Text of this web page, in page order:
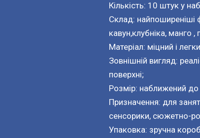
Кількість: 10 штук у
Склад: найпоширеніші
кавун,клубніка, манго ,
Матеріал: міцний і
Зовнішній вигляд:
поверхні;
Розмір: наближений
Призначення: для
сенсорики, сюжетно-
Упаковка: зручна